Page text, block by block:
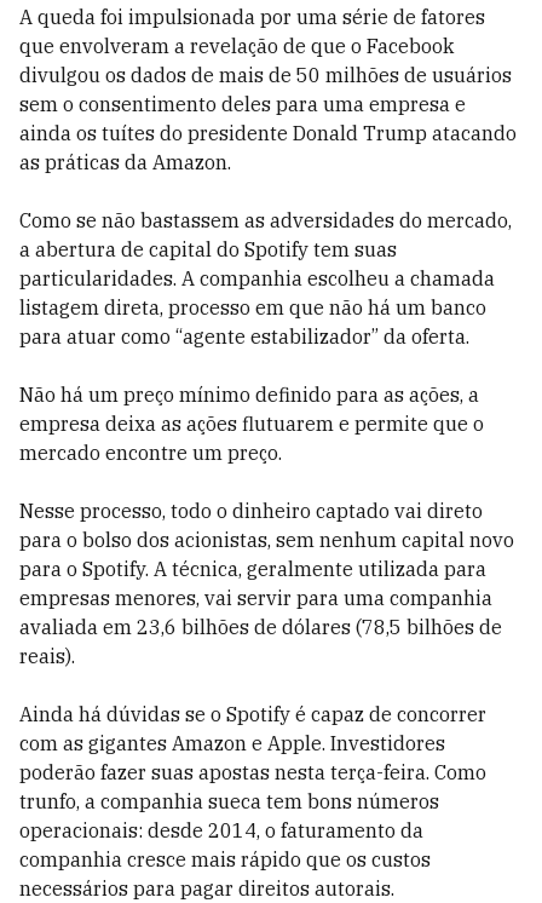
A queda foi impulsionada por uma série de fatores
que envolveram a revelação de que o Facebook
divulgou os dados de mais de 50 milhões de usuários
sem o consentimento deles para uma empresa e
ainda os tuítes do presidente Donald Trump atacando
as práticas da Amazon.
Como se não bastassem as adversidades do mercado,
a abertura de capital do Spotify tem suas
particularidades. A companhia escolheu a chamada
listagem direta, processo em que não há um banco
para atuar como “agente estabilizador” da oferta.
Não há um preço mínimo definido para as ações, a
empresa deixa as ações flutuarem e permite que o
mercado encontre um preço.
Nesse processo, todo o dinheiro captado vai direto
para o bolso dos acionistas, sem nenhum capital novo
para o Spotify. A técnica, geralmente utilizada para
empresas menores, vai servir para uma companhia
avaliada em 23,6 bilhões de dólares (78,5 bilhões de
reais).
Ainda há dúvidas se o Spotify é capaz de concorrer
com as gigantes Amazon e Apple. Investidores
poderão fazer suas apostas nesta terça-feira. Como
trunfo, a companhia sueca tem bons números
operacionais: desde 2014, o faturamento da
companhia cresce mais rápido que os custos
necessários para pagar direitos autorais.